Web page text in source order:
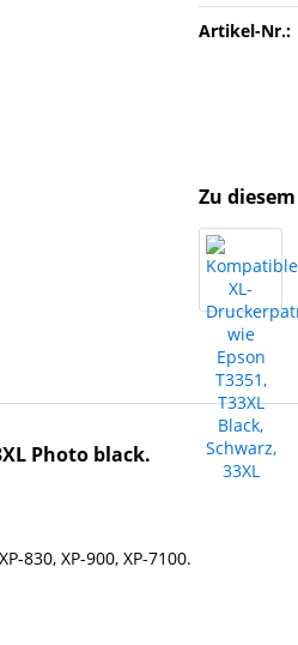
Artikel-Nr.:
Zu
Photo black.
830, XP-900, XP-7100.